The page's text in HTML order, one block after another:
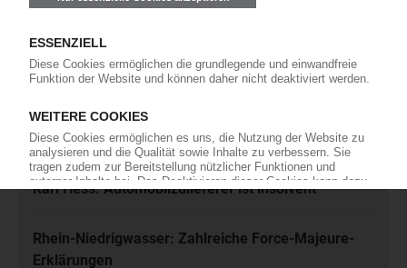
und akzeptiere diese.
Jetzt kostenfrei abonnieren
Meistgelesen
Karl Hess: Automobilzulieferer ist insolvent
Rhein-Niedrigwasser: Zahlreiche Force-Majeure-
Erklärungen